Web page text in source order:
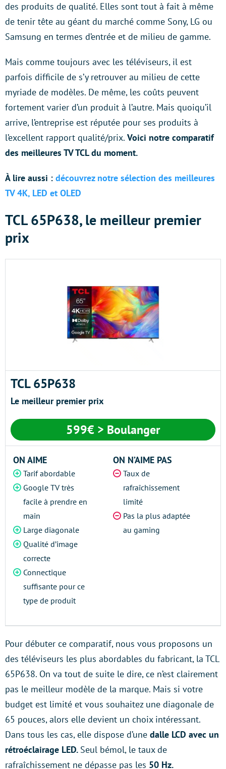
des produits de qualité. Elles sont tout à fait à même
de tenir tête au géant du marché comme Sony, LG ou
Samsung en termes d’entrée et de milieu de gamme.
Mais comme toujours avec les téléviseurs, il est
parfois difficile de s’y retrouver au milieu de cette
myriade de modèles. De même, les coûts peuvent
fortement varier d’un produit à l’autre. Mais quoiqu’il
arrive, l’entreprise est réputée pour ses produits à
l’excellent rapport qualité/prix. Voici notre comparatif
des meilleures TV TCL du moment.
À lire aussi : découvrez notre sélection des meilleures
TV 4K, LED et OLED
TCL 65P638, le meilleur premier
prix
TCL 65P638
Le meilleur premier prix
599€ > Boulanger
ON AIME
Tarif abordable
Google TV très
facile à prendre en
main
Large diagonale
Qualité d’image
correcte
Connectique
suffisante pour ce
type de produit
ON N’AIME PAS
Taux de
rafraîchissement
limité
Pas la plus adaptée
au gaming
Pour débuter ce comparatif, nous vous proposons un
des téléviseurs les plus abordables du fabricant, la TCL
65P638. On va tout de suite le dire, ce n’est clairement
pas le meilleur modèle de la marque. Mais si votre
budget est limité et vous souhaitez une diagonale de
65 pouces, alors elle devient un choix intéressant.
Dans tous les cas, elle dispose d’une dalle LCD avec un
rétroéclairage LED. Seul bémol, le taux de
rafraîchissement ne dépasse pas les 50 Hz.